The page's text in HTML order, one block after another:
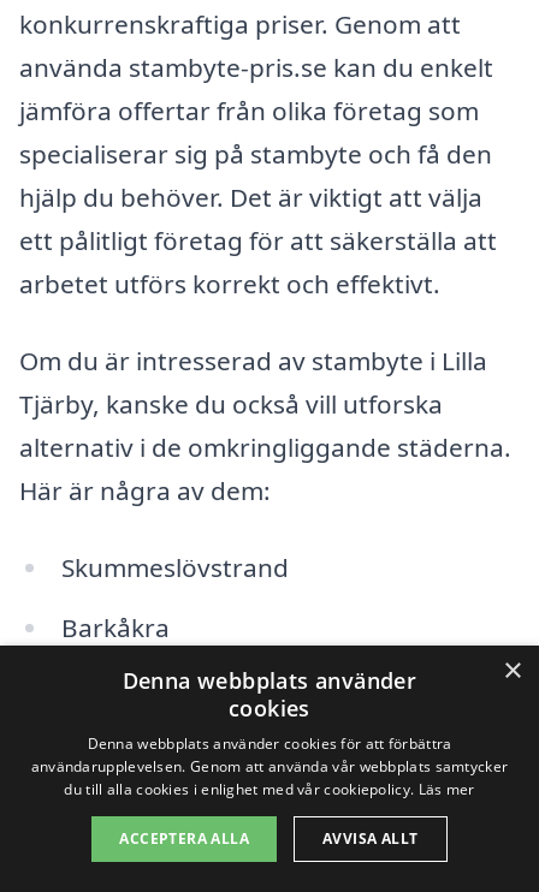
konkurrenskraftiga priser. Genom att
använda stambyte-pris.se kan du enkelt
jämföra offertar från olika företag som
specialiserar sig på stambyte och få den
hjälp du behöver. Det är viktigt att välja
ett pålitligt företag för att säkerställa att
arbetet utförs korrekt och effektivt.
Om du är intresserad av stambyte i Lilla
Tjärby, kanske du också vill utforska
alternativ i de omkringliggande städerna.
Här är några av dem:
Skummeslövstrand
Barkåkra
Veinge
Heagård
Laholm
×
Denna webbplats använder
cookies
Denna webbplats använder cookies för att förbättra
användarupplevelsen. Genom att använda vår webbplats samtycker
du till alla cookies i enlighet med vår cookiepolicy. Läs mer
ACCEPTERA ALLA AVVISA ALLT